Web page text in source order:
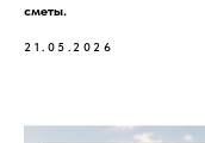
сметы.
21.05.2026